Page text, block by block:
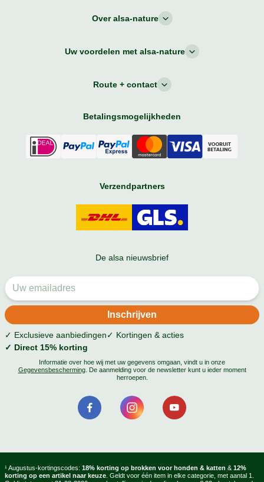
Over alsa-nature
Uw voordelen met alsa-nature
Route + contact
Betalingsmogelijkheden
Verzendpartners
De alsa nieuwsbrief
✓ Exclusieve aanbiedingen✓ Kortingen & acties
✓ Direct 15% korting
Informatie over hoe wij met uw gegevens omgaan, vindt u in onze
Gegevensbescherming. De aanmelding voor de newsletter kunt u ieder moment
herroepen.
¹ Augustus-kortingscodes: 18% korting op brokken voor honden & katten & 12%
korting op een artikel naar keuze . Geldt voor één item in elke categorie, met aantal 1.